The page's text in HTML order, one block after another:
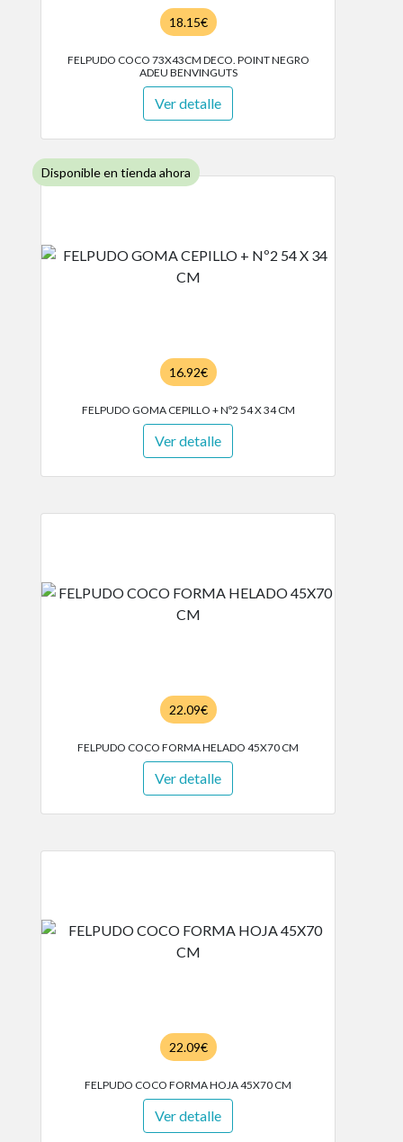
18.15€
FELPUDO COCO 73X43CM DECO. POINT NEGRO
ADEU BENVINGUTS
Ver detalle
Disponible en tienda ahora
16.92€
FELPUDO GOMA CEPILLO + Nº2 54 X 34 CM
Ver detalle
22.09€
FELPUDO COCO FORMA HELADO 45X70 CM
Ver detalle
22.09€
FELPUDO COCO FORMA HOJA 45X70 CM
Ver detalle